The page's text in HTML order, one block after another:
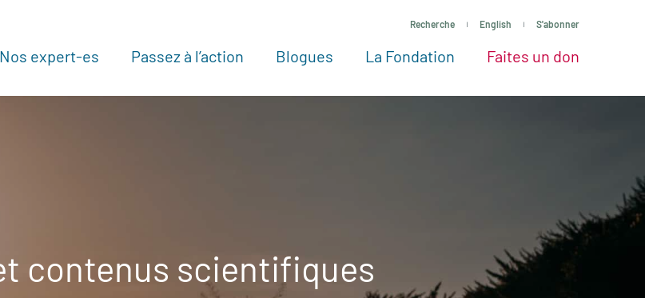
Recherche English S'abonner
Voir tous les projets
Nos expert-es Nos Experts
Passez à l’action Passez à l’action
Blogues La FondationLa Fondation
Faites un don
Autres façons de faire un don
contenus scientifiques